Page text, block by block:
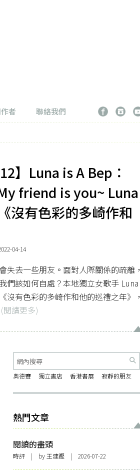
者
聯絡我們
】Luna is A Bep：
friend is you~ Luna
沒有色彩的多崎作和
04-14
失去一些朋友。面對人際關係的疏離，
們該如何自處？本地獨立女歌手 Luna
沒有色彩的多崎作和他的巡禮之年》，
(閱讀更多)
奧德賽 獨立書店 香港書展 寂靜的朋友
熱門文章
閱讀的盡頭
時評 | by 王建鏗 | 2026-07-22